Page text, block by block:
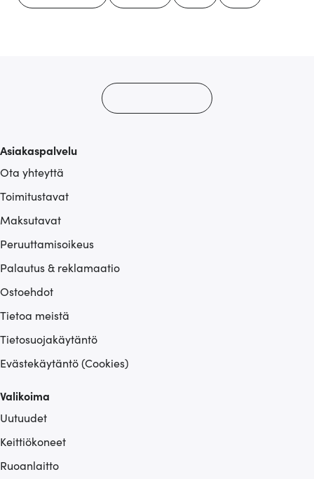
Asiakaspalvelu
Ota yhteyttä
Toimitustavat
Maksutavat
Peruuttamisoikeus
Palautus & reklamaatio
Ostoehdot
Tietoa meistä
Tietosuojakäytäntö
Evästekäytäntö (Cookies)
Valikoima
Uutuudet
Keittiökoneet
Ruoanlaitto